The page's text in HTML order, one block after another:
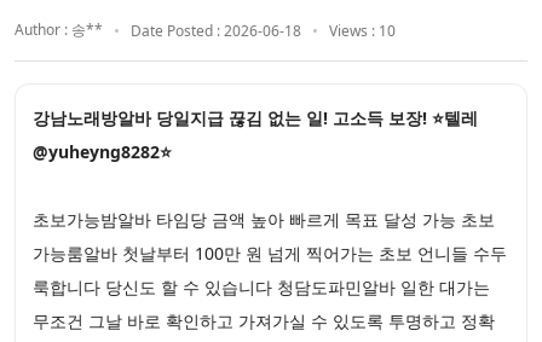
Author : 송** Date Posted : 2026-06-18 Views : 10
강남노래방알바 당일지급 끊김 없는 일! 고소득 보장! ⭐텔레
@yuheyng8282⭐
초보가능밤알바 타임당 금액 높아 빠르게 목표 달성 가능 초보
가능룸알바 첫날부터 100만 원 넘게 찍어가는 초보 언니들 수두
룩합니다 당신도 할 수 있습니다 청담도파민알바 일한 대가는
무조건 그날 바로 확인하고 가져가실 수 있도록 투명하고 정확